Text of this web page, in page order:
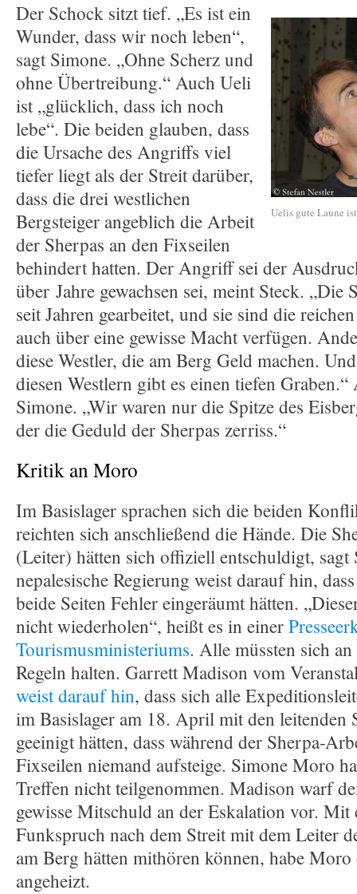
Uelis gute Laune
Der Schock sitzt tief. „Es ist ein
Wunder, dass wir noch leben“,
sagt Simone. „Ohne Scherz und
ohne Übertreibung.“ Auch Ueli
ist „glücklich, dass ich noch
lebe“. Die beiden glauben, dass
die Ursache des Angriffs viel
tiefer liegt als der Streit darüber,
dass die drei westlichen
Bergsteiger angeblich die Arbeit
der Sherpas an den Fixseilen
behindert hatten. Der Angriff sei der
über Jahre gewachsen sei, meint Steck. „Die
seit Jahren gearbeitet, und sie sind die
auch über eine gewisse Macht verfügen.
diese Westler, die am Berg Geld machen.
diesen Westlern gibt es einen tiefen
Simone. „Wir waren nur die Spitze des
der die Geduld der Sherpas zerriss.“
Kritik an Moro
Im Basislager sprachen sich die beiden
reichten sich anschließend die Hände. Die
(Leiter) hätten sich offiziell entschuldigt, sagt
nepalesische Regierung weist darauf hin,
beide Seiten Fehler eingeräumt hätten.
nicht wiederholen“, heißt es in einer
Tourismusministeriums. Alle müssten sich
Regeln halten. Garrett Madison vom
weist darauf hin, dass sich alle
im Basislager am 18. April mit den leitenden
geeinigt hätten, dass während der Sherpa-
Fixseilen niemand aufsteige. Simone Moro
Treffen nicht teilgenommen. Madison warf
gewisse Mitschuld an der Eskalation vor. Mit
Funkspruch nach dem Streit mit dem Leiter
am Berg hätten mithören können, habe
angeheizt.